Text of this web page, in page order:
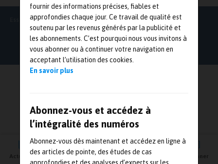
fournir des informations précises, fiables et
approfondies chaque jour. Ce travail de qualité est
soutenu par les revenus générés par la publicité et
les abonnements. C’est pourquoi nous vous invitons à
vous abonner ou à continuer votre navigation en
acceptant l’utilisation des cookies.
En savoir plus
Abonnez-vous et accédez à
l’intégralité des numéros
Abonnez-vous dès maintenant et accédez en ligne à
des articles de pointe, des études de cas
Actualités Agenda Newsletter Vidéos S'abonner
Essais Simulations & Mesures